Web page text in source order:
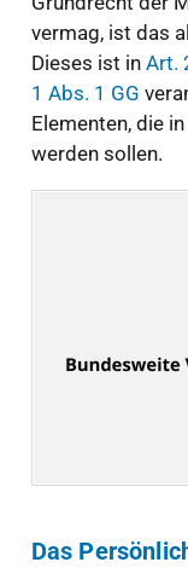
vermag, ist das
Dieses ist in Art.
1 Abs. 1 GG
Elementen, die
werden sollen.
Das